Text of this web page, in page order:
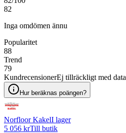
82
Inga omdömen ännu
Popularitet
88
Trend
79
KundrecensionerEj tillräckligt med data
Hur beräknas poängen?
Norfloor KakelI lager
5 056 krTill butik